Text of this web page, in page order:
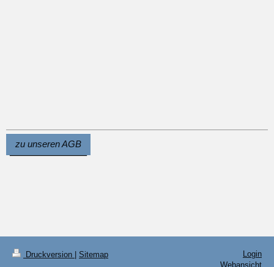
zu unseren AGB
Druckversion Sitemap
Login
Webansicht